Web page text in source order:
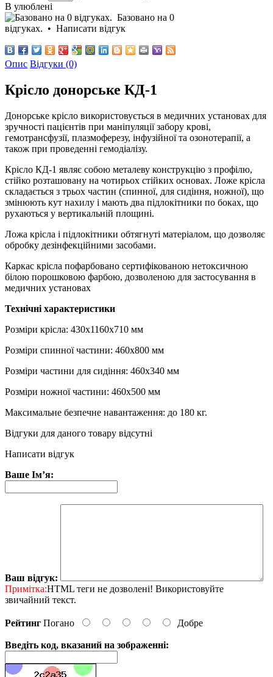
В улюблені
Базовано на 0
відгуках. • Написати відгук
Опис Відгуки (0)
Крісло донорське КД-1
Донорське крісло використовується в медичних установах для
зручності пацієнтів при маніпуляції забору крові,
гемотрансфузії, плазмоферезу, інфузійної та озонотерапії, а
також при проведенні гемодіалізу.
Крісло КД-1 являє собою металеву конструкцію з профілю,
стійко розташовану на чотирьох стійких основах. Ложе крісла
складається з трьох частин (спинної, для сидіння, ножної), що
змінюють кут нахилу і мають два підлокітники по боках, що
рухаються у вертикальній площині.
Ложа крісла і підлокітники обтягнуті матеріалом, що дозволяє
обробку дезінфекційними засобами.
Каркас крісла пофарбовано сертифікованою нетоксичною
білою порошковою фарбою, дозволеною для застосування в
медичних установах
Технічні характеристики
Розміри крісла: 430х1160х710 мм
Розміри спинної частини: 460х800 мм
Розміри частини для сидіння: 460х340 мм
Розміри ножної частини: 460х500 мм
Максимальне безпечне навантаження: до 180 кг.
Відгуки для даного товару відсутні
Написати відгук
Ваше Ім’я:
Ваш відгук:
Примітка:HTML теги не дозволені! Використовуйте
звичайний текст.
Рейтинг Погано Добре
Введіть код, вказаний на зображенні: